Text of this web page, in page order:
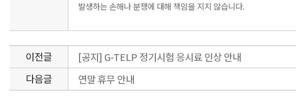
발생하는 손해나 분쟁에 대해 책임을 지지 않습니다.
이전글
[공지] G-TELP 정기시험 응시료 인상 안내
다음글
연말 휴무 안내